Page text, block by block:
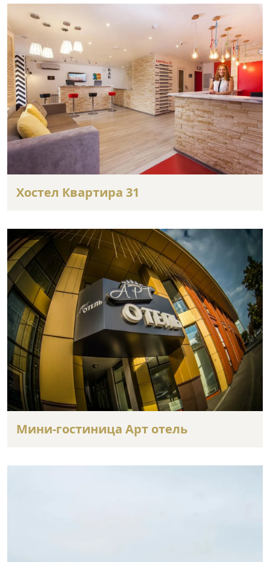
Хостел Квартира 31
Мини-гостиница Арт отель